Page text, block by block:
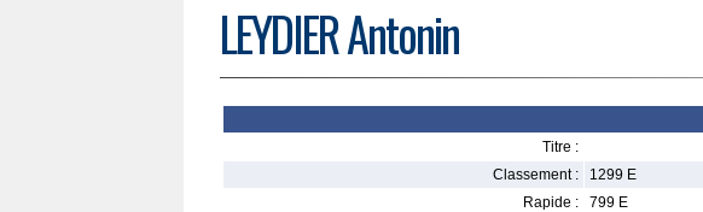
LEYDIER Antonin
Titre :
Classement :
1299 E
Rapide :
799 E